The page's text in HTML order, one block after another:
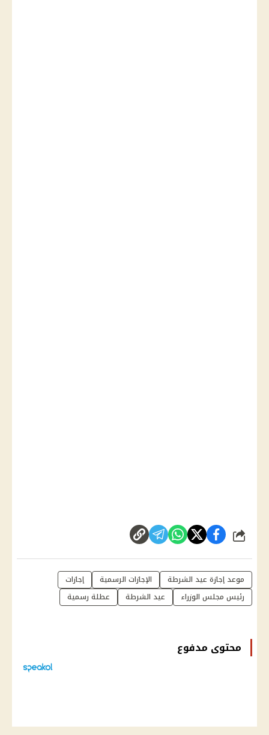
شارك
موعد إجازة عيد الشرطة الإجازات الرسمية
إجازات
رئيس مجلس الوزراء
عيد الشرطة عطلة رسمية
محتوى مدفوع